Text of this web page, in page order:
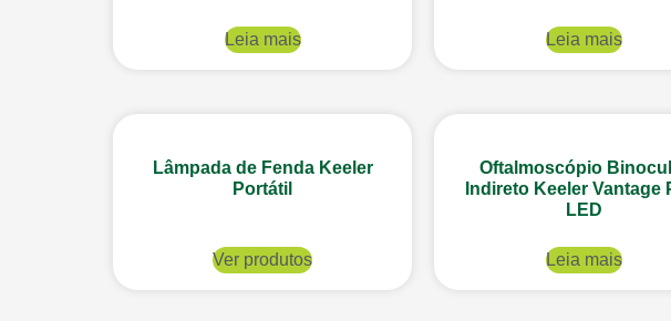
Leia mais Leia mais
Lâmpada de Fenda Keeler
Portátil
Ver produtos
Oftalmoscópio
Indireto Keeler Vantage
LED
Leia mais